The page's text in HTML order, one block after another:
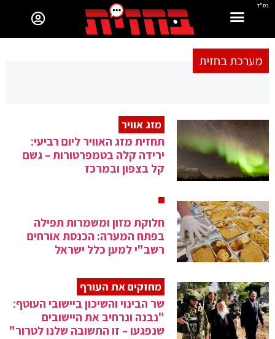
בס"ד
מערכת בחזית
מזג אוויר
תחזית מזג האוויר ליום רביעי:
ירידה קלה בטמפרטורות – גשם
קל בצפון ובמרכז
חלוקת מזון ומשמרות תפילה
בפתח המערה: הכנסת אורחים
רשב"י למען כלל ישראל
מחזקים את העורף
שר הבינוי והשיכון ביישובי העוטף:
"נבנה ונרחיב את היישובים
שנפגעו – זו התשובה שלנו לטרור"